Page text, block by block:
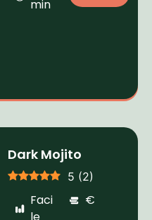
min
Dark Mojito
5 (2)
Faci
€